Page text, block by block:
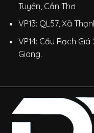
Tuyền, Cần Thơ
VP13: QL57, Xã
VP14: Cầu Rạch
Giang.